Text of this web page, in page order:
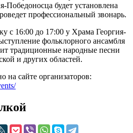
Победоносца будет установлена
профессиональный звонарь.
с 16:00 до 17:00 у Храма Георгия-
фольклорного ансамбля
традиционные народные песни
и других областей.
на сайте организаторов: